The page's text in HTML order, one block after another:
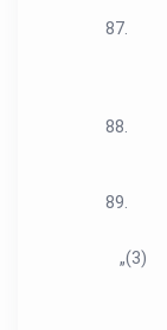
87.
88.
89.
„(3)